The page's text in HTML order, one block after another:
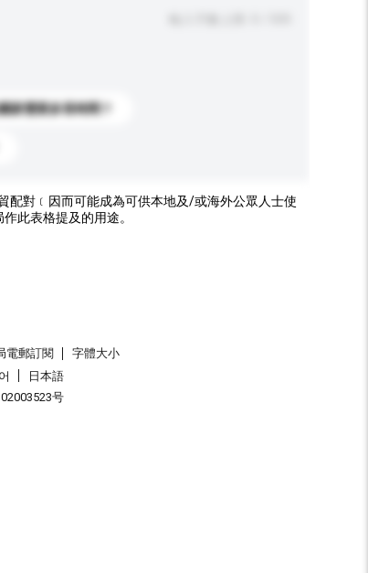
家需要多長時間？
配對﹝因而可能成為可供本地及/或海外公眾人士使
此表格提及的用途。
電郵訂閱
字體大小
日本語
号